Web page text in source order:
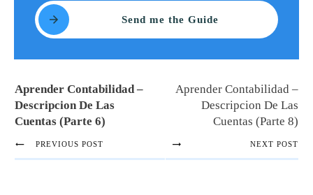
Send me the Guide
Aprender Contabilidad –
Descripcion De Las
Cuentas (Parte 6)
Aprender Contabilidad –
Descripcion De Las
Cuentas (Parte 8)
PREVIOUS POST NEXT POST